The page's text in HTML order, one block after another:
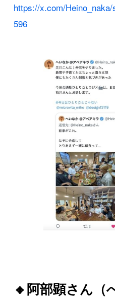
https://x.com/
596
🔸阿部顕さん（